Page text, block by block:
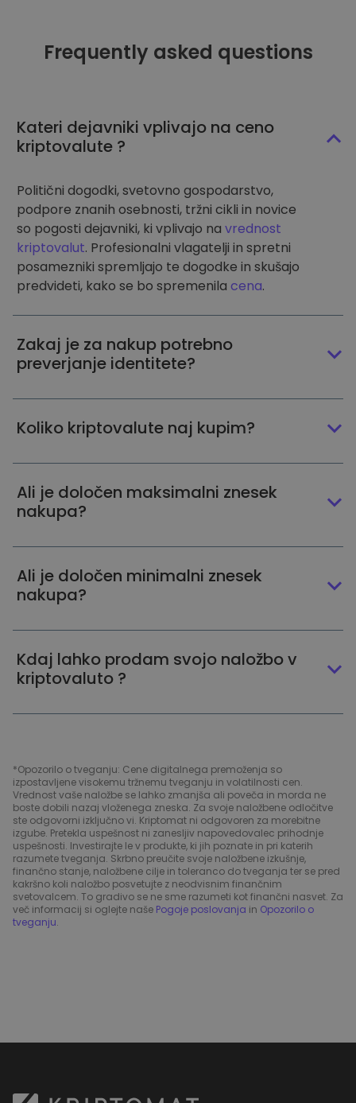
Frequently asked questions
Kateri dejavniki vplivajo na ceno
kriptovalute ?
Politični dogodki, svetovno gospodarstvo,
podpore znanih osebnosti, tržni cikli in novice
so pogosti dejavniki, ki vplivajo na vrednost
kriptovalut. Profesionalni vlagatelji in spretni
posamezniki spremljajo te dogodke in skušajo
predvideti, kako se bo spremenila cena.
Zakaj je za nakup potrebno
preverjanje identitete?
Koliko kriptovalute naj kupim?
Ali je določen maksimalni znesek
nakupa?
Ali je določen minimalni znesek
nakupa?
Kdaj lahko prodam svojo naložbo v
kriptovaluto ?
*Opozorilo o tveganju: Cene digitalnega premoženja so
izpostavljene visokemu tržnemu tveganju in volatilnosti cen.
Vrednost vaše naložbe se lahko zmanjša ali poveča in morda ne
boste dobili nazaj vloženega zneska. Za svoje naložbene odločitve
ste odgovorni izključno vi. Kriptomat ni odgovoren za morebitne
izgube. Pretekla uspešnost ni zanesljiv napovedovalec prihodnje
uspešnosti. Investirajte le v produkte, ki jih poznate in pri katerih
razumete tveganja. Skrbno preučite svoje naložbene izkušnje,
finančno stanje, naložbene cilje in toleranco do tveganja ter se pred
kakršno koli naložbo posvetujte z neodvisnim finančnim
svetovalcem. To gradivo se ne sme razumeti kot finančni nasvet. Za
več informacij si oglejte naše Pogoje poslovanja in Opozorilo o
tveganju.